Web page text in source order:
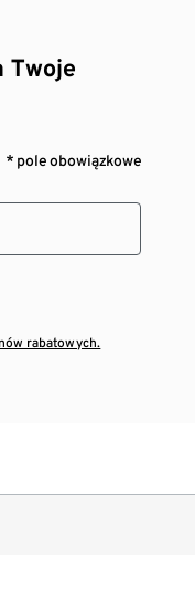
Twoje
* pole obowiązkowe
rabatowych.